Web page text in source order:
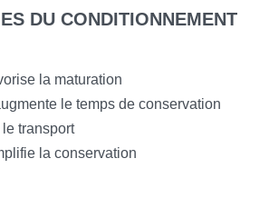
DU CONDITIONNEMENT
la maturation
le temps de conservation
transport
la conservation